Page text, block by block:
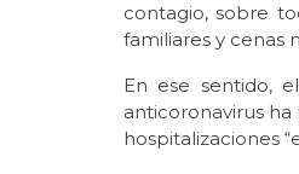
contagio, sobre
familiares y cenas
En ese sentido,
anticoronavirus ha
hospitalizaciones